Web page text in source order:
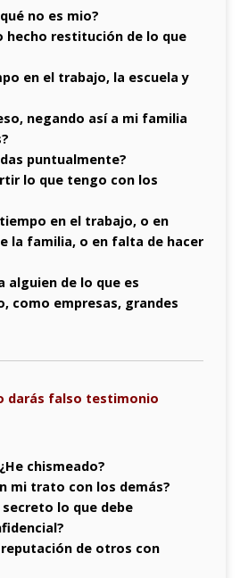
no es mio?
hecho restitución de lo que
en el trabajo, la escuela y
negando así a mi familia
puntualmente?
lo que tengo con los
en el trabajo, o en
la familia, o en falta de hacer
alguien de lo que es
como empresas, grandes
darás falso testimonio
chismeado?
mi trato con los demás?
lo que debe
reputación de otros con